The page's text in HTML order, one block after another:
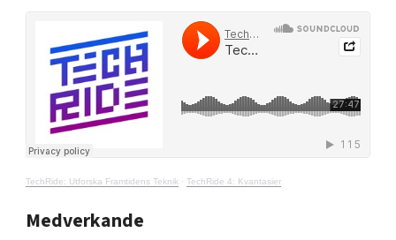
TechRide: Utforska Framtidens Teknik · TechRide 4: Kvantasier
Medverkande